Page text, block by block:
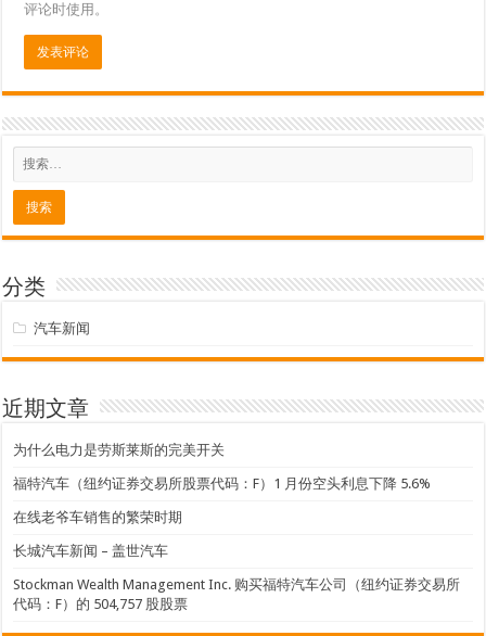
评论时使用。
分类
汽车新闻
近期文章
为什么电力是劳斯莱斯的完美开关
福特汽车（纽约证券交易所股票代码：F）1 月份空头利息下降 5.6%
在线老爷车销售的繁荣时期
长城汽车新闻 – 盖世汽车
Stockman Wealth Management Inc. 购买福特汽车公司（纽约证券交易所
代码：F）的 504,757 股股票